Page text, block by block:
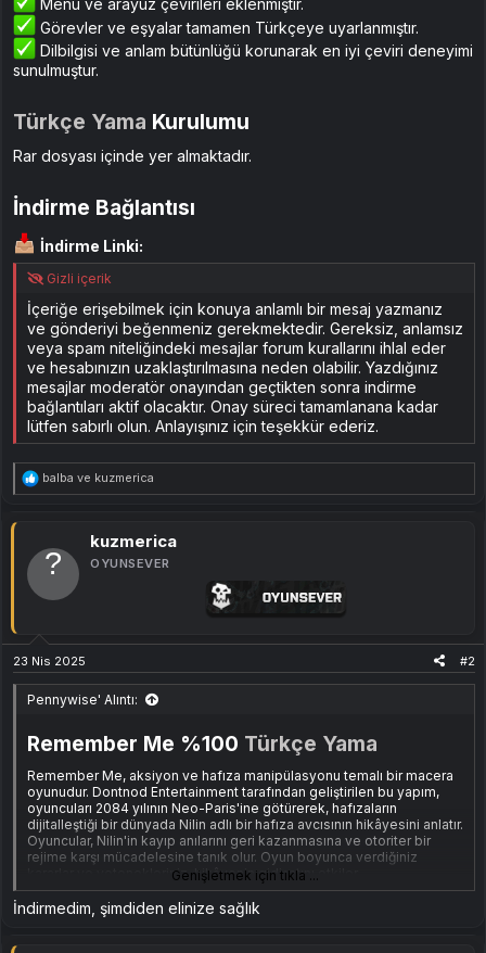
Görevler ve eşyalar tamamen Türkçeye uyarlanmıştır.
Dilbilgisi ve anlam bütünlüğü korunarak en iyi çeviri deneyimi
sunulmuştur.
Türkçe Yama Kurulumu
Rar dosyası içinde yer almaktadır.
İndirme Bağlantısı
İndirme Linki:
Gizli içerik
İçeriğe erişebilmek için konuya anlamlı bir mesaj yazmanız
ve gönderiyi beğenmeniz gerekmektedir. Gereksiz, anlamsız
veya spam niteliğindeki mesajlar forum kurallarını ihlal eder
ve hesabınızın uzaklaştırılmasına neden olabilir. Yazdığınız
mesajlar moderatör onayından geçtikten sonra indirme
bağlantıları aktif olacaktır. Onay süreci tamamlanana kadar
lütfen sabırlı olun. Anlayışınız için teşekkür ederiz.
T
e
l
:
balba ve kuzmerica
kuzmerica
OYUNSEVER
23 Nis 2025 #2
Pennywise' Alıntı:
Remember Me %100 Türkçe Yama
Remember Me, aksiyon ve hafıza manipülasyonu temalı bir macera
oyunudur. Dontnod Entertainment tarafından geliştirilen bu yapım,
oyuncuları 2084 yılının Neo-Paris'ine götürerek, hafızaların
dijitalleştiği bir dünyada Nilin adlı bir hafıza avcısının hikâyesini anlatır.
Oyuncular, Nilin'in kayıp anılarını geri kazanmasına ve otoriter bir
rejime karşı mücadelesine tanık olur. Oyun boyunca verdiğiniz
kararlar ve yetenekleriniz, hikâyenin gidişatını etkiler.
Yama içinMurat Keser'e teşekkürlerimizi sunarız.
Ekli dosyayı görüntüle 384
Genişletmek için tıkla ...
İndirmedim, şimdiden elinize sağlık